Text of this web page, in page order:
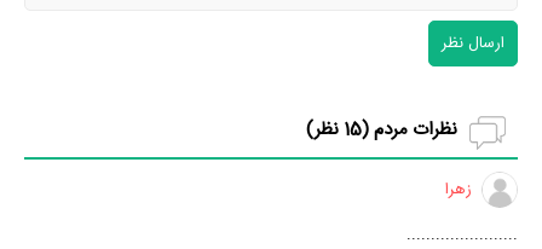
ارسال نظر
نظرات مردم (15 نظر)
زهرا
.......................